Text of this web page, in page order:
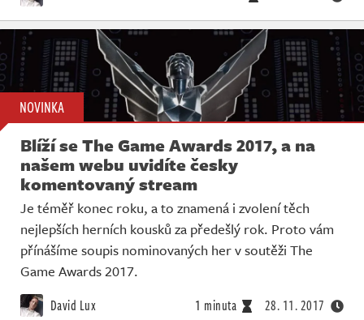
NOVINKA
Blíží se The Game Awards 2017, a na
našem webu uvidíte česky
komentovaný stream
Je téměř konec roku, a to znamená i zvolení těch
nejlepších herních kousků za předešlý rok. Proto vám
přínášíme soupis nominovaných her v soutěži The
Game Awards 2017.
David Lux 1 minuta 28. 11. 2017